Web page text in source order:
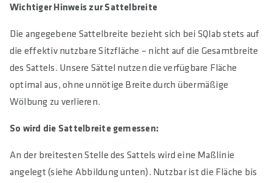
Wichtiger Hinweis zur Sattelbreite
Die angegebene Sattelbreite bezieht sich bei SQlab stets auf
die effektiv nutzbare Sitzfläche – nicht auf die Gesamtbreite
des Sattels. Unsere Sättel nutzen die verfügbare Fläche
optimal aus, ohne unnötige Breite durch übermäßige
Wölbung zu verlieren.
So wird die Sattelbreite gemessen:
An der breitesten Stelle des Sattels wird eine Maßlinie
angelegt (siehe Abbildung unten). Nutzbar ist die Fläche bis